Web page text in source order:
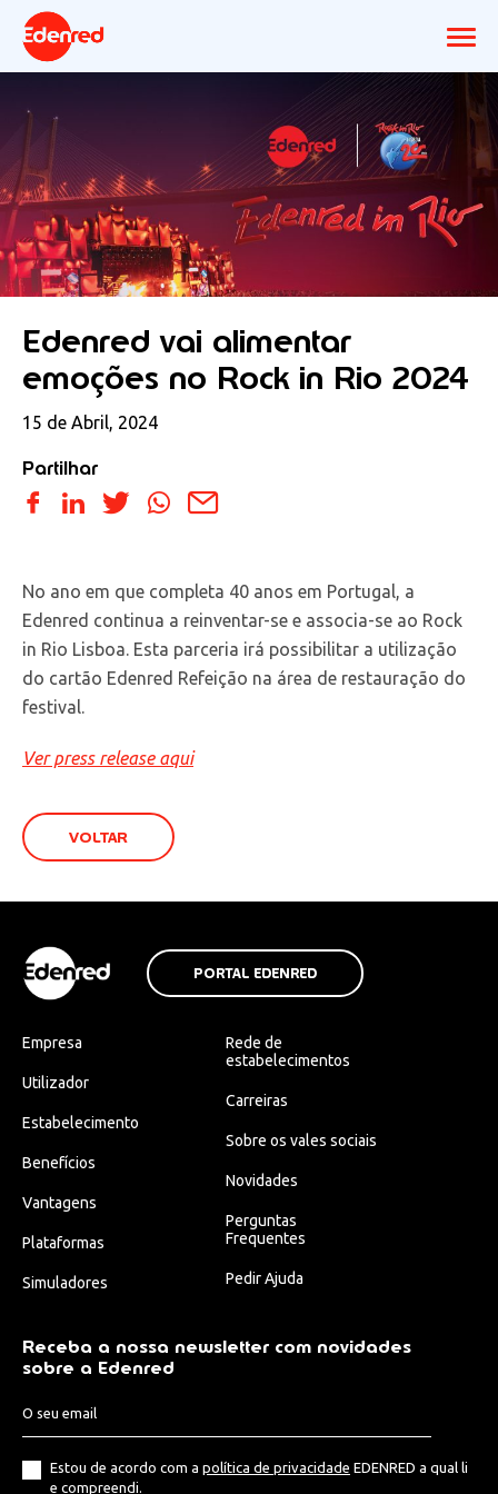
Edenred vai alimentar
emoções no Rock in Rio 2024
15 de Abril, 2024
Partilhar
No ano em que completa 40 anos em Portugal, a
Edenred continua a reinventar-se e associa-se ao Rock
in Rio Lisboa. Esta parceria irá possibilitar a utilização
do cartão Edenred Refeição na área de restauração do
festival.
Ver press release aqui
VOLTAR
PORTAL EDENRED
Empresa
Utilizador
Estabelecimento
Benefícios
Vantagens
Plataformas
Simuladores
Rede de
estabelecimentos
Carreiras
Sobre os vales sociais
Novidades
Perguntas
Frequentes
Pedir Ajuda
Receba a nossa newsletter com novidades
sobre a Edenred
Estou de acordo com a política de privacidade EDENRED a qual li
e compreendi.